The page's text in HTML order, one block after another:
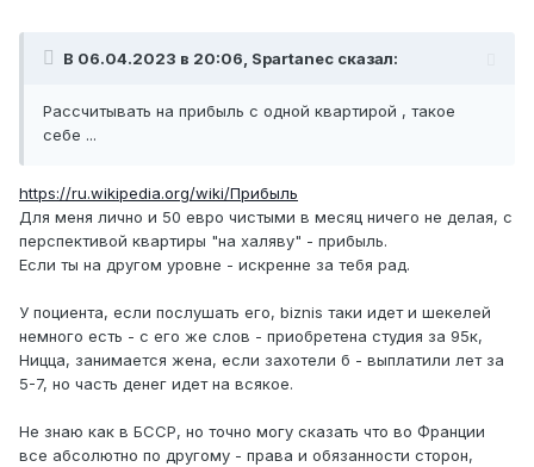
В 06.04.2023 в 20:06, Spartanec сказал:
Рассчитывать на прибыль с одной квартирой , такое
себе ...
https://ru.wikipedia.org/wiki/Прибыль
Для меня лично и 50 евро чистыми в месяц ничего не делая, с
перспективой квартиры "на халяву" - прибыль.
Если ты на другом уровне - искренне за тебя рад.
У поциента, если послушать его, biznis таки идет и шекелей
немного есть - с его же слов - приобретена студия за 95к,
Ницца, занимается жена, если захотели б - выплатили лет за
5-7, но часть денег идет на всякое.
Не знаю как в БССР, но точно могу сказать что во Франции
все абсолютно по другому - права и обязанности сторон,